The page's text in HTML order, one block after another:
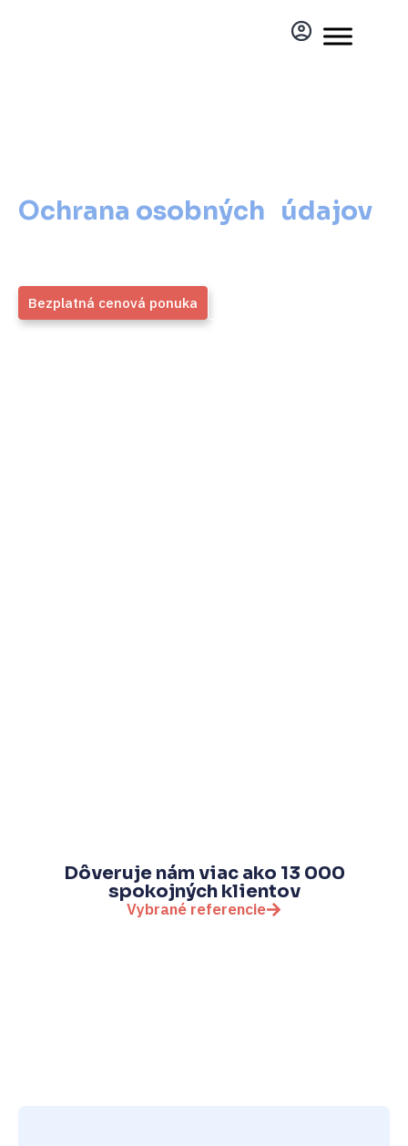
Ochrana osobných údajov
Bezplatná cenová ponuka
Dôveruje nám viac ako 13 000
spokojných klientov
Vybrané referencie